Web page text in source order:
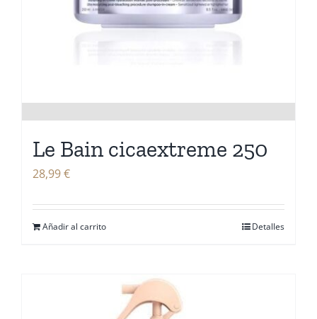
Le Bain cicaextreme 250
28,99€
Añadir al carrito Detalles